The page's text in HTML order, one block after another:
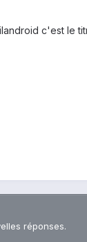
c'est le
réponses.